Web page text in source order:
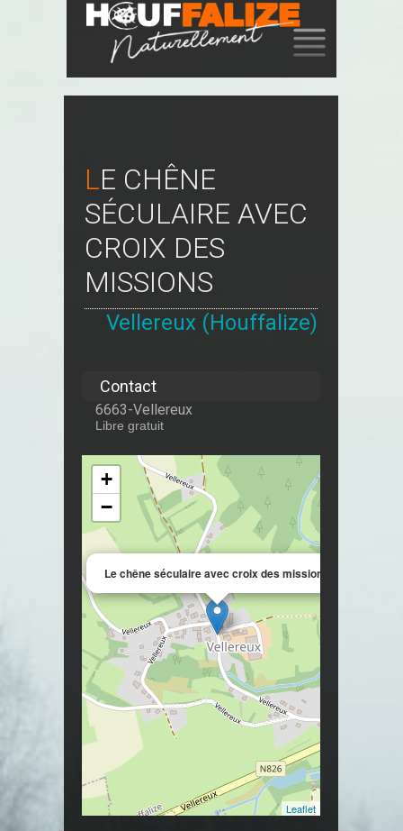
LE CHÊNE
SÉCULAIRE AVEC
CROIX DES
MISSIONS
Vellereux (Houffalize)
Contact
6663-Vellereux
Libre gratuit
Le chêne séculaire avec croix des missions
+
−
Leaflet